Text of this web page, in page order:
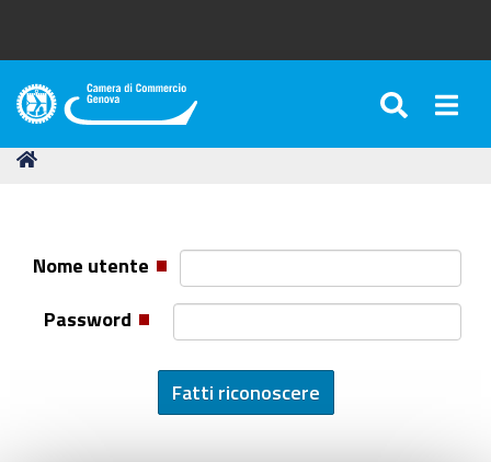
Camera
Commercio
Tu
Nome utente
Password